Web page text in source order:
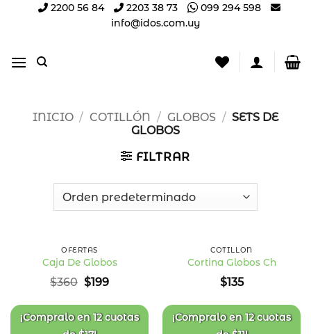
2200 56 84 2203 38 73
099 294 598
info@idos.com.uy
INICIO / COTILLÓN / GLOBOS / SETS DE
GLOBOS
FILTRAR
45
de
deseos
OFERTAS
Caja De Globos
$360 El
original
era:
$360.
$199El
actual
es:
$199.
¡Compralo en12 cuotas
de
deseos
COTILLÓN
Cortina Globos Ch
$135
¡Compralo en12 cuotas